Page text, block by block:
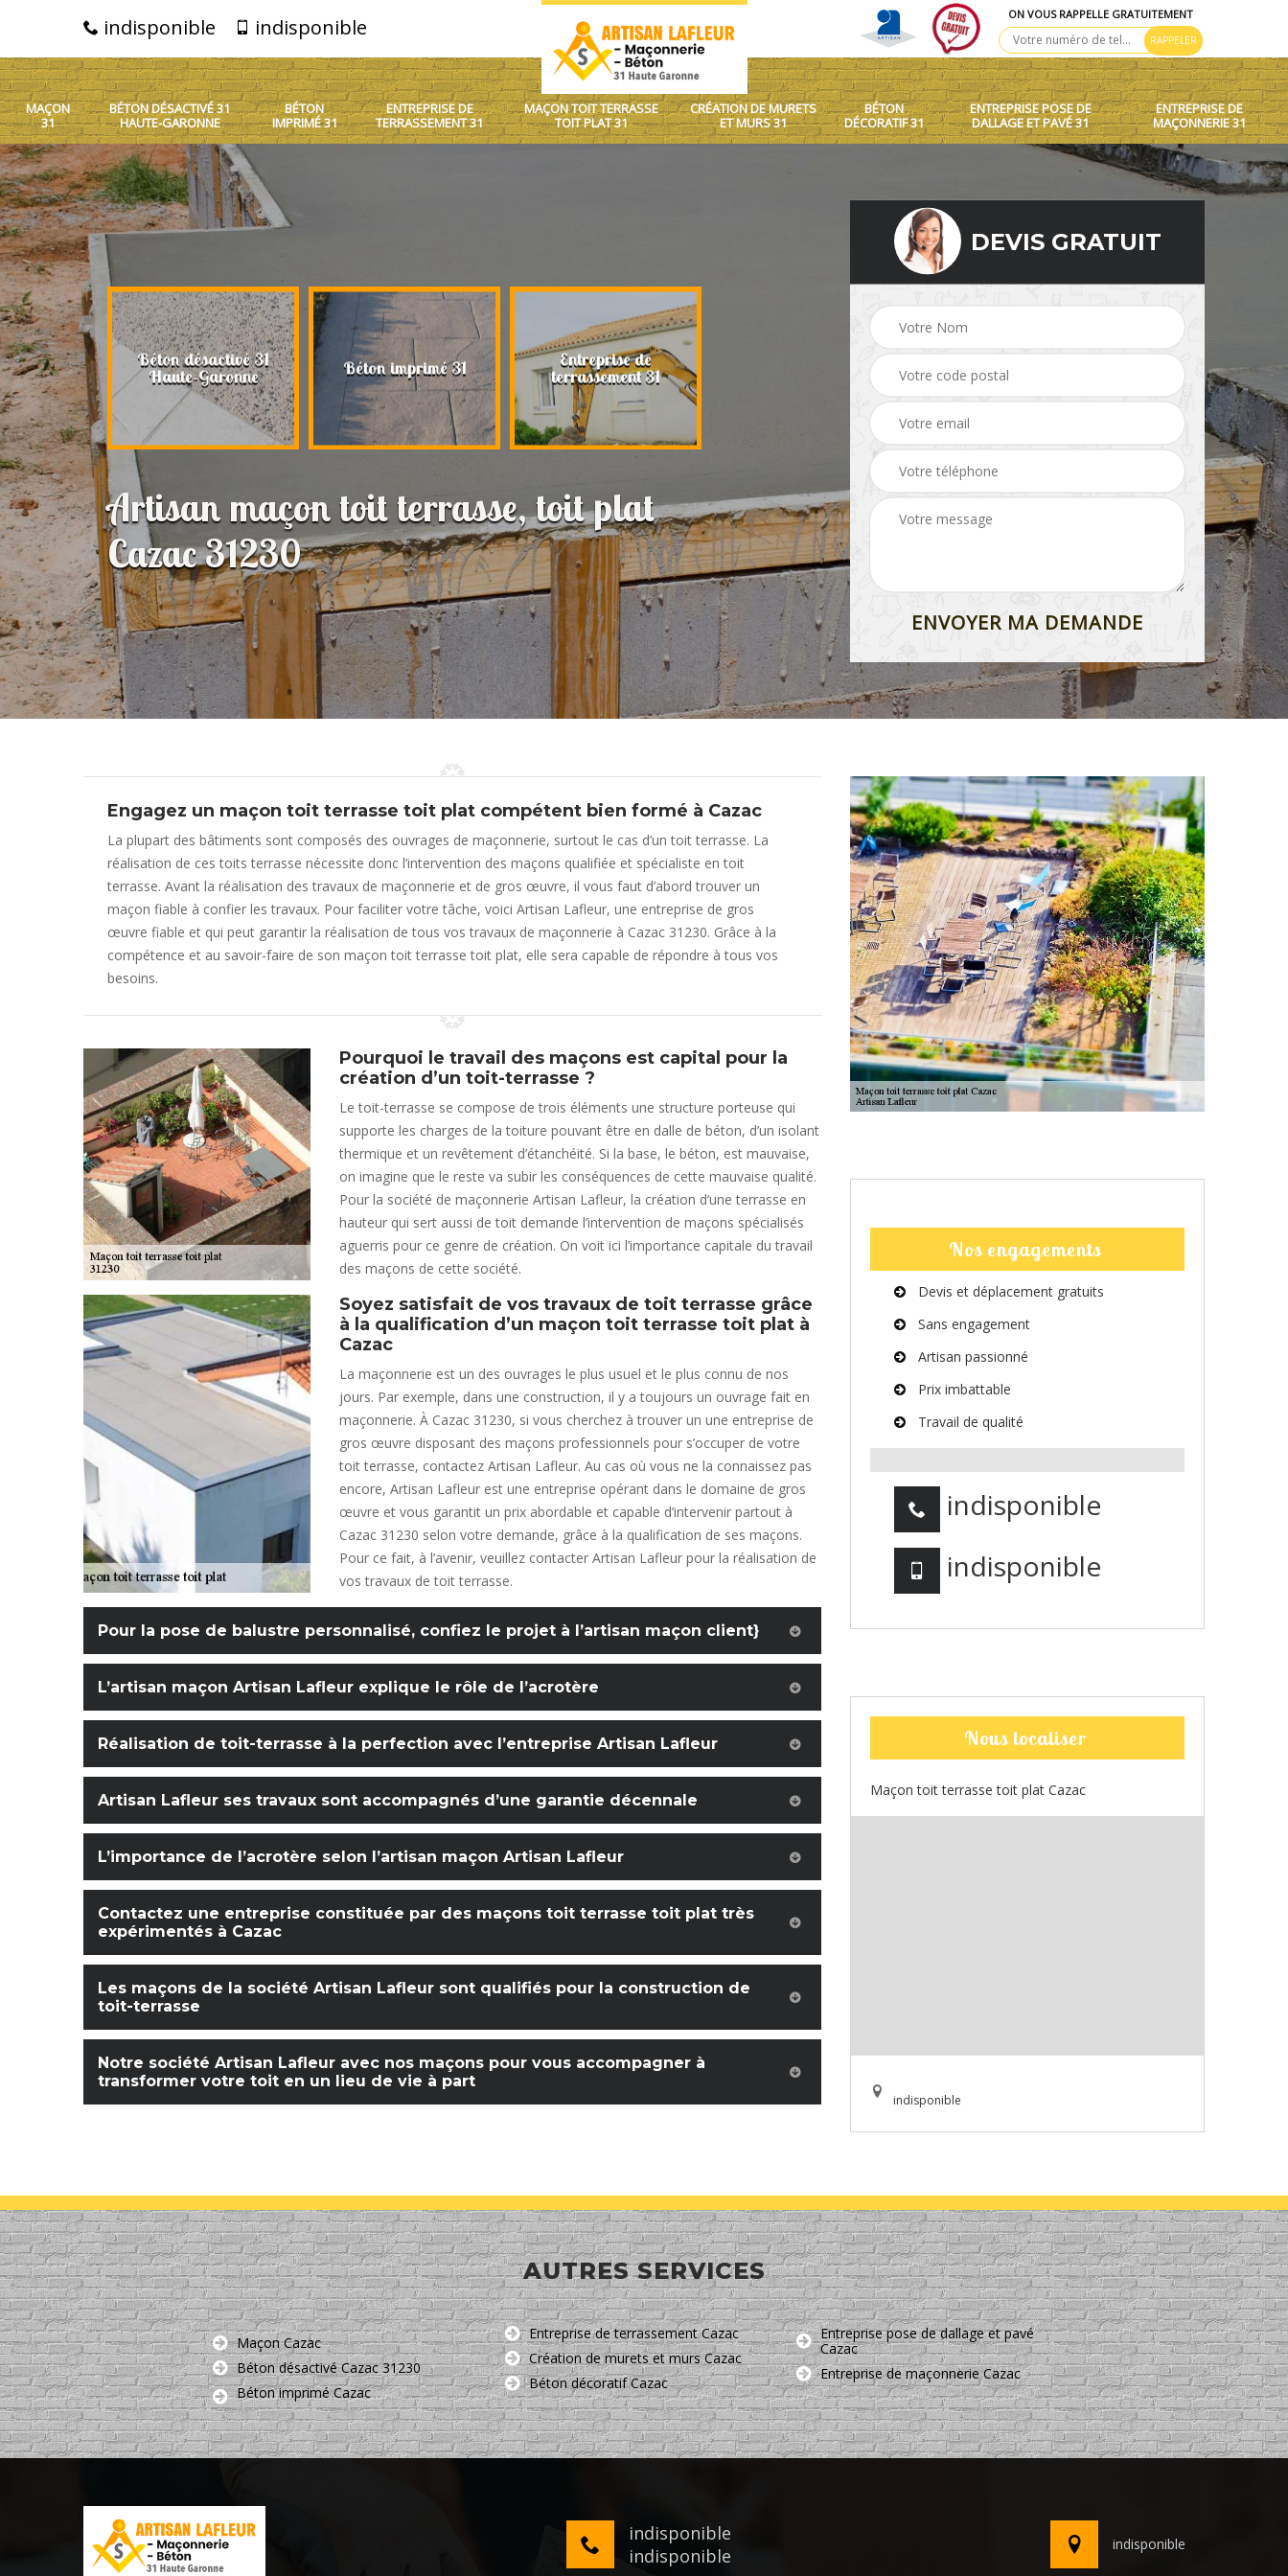
indisponible indisponible
ON VOUS RAPPELLE GRATUITEMENT
MAÇON
31
BÉTON DÉSACTIVÉ 31
HAUTE-GARONNE
BÉTON
IMPRIMÉ 31
ENTREPRISE DE
TERRASSEMENT 31
MAÇON TOIT TERRASSE
TOIT PLAT 31
CRÉATION DE MURETS
ET MURS 31
BÉTON
DÉCORATIF 31
ENTREPRISE POSE DE
DALLAGE ET PAVÉ 31
ENTREPRISE DE
MAÇONNERIE 31
31 Béton désactivé 31
Haute-Garonne Béton imprimé 31 Entreprise de
terrassement 31
Maçon toit terrasse toit Création de murets et
murs 31 Béton décoratif 31
Artisan maçon toit terrasse, toit plat
Cazac 31230
DEVIS GRATUIT
Engagez un maçon toit terrasse toit plat compétent bien formé à Cazac
La plupart des bâtiments sont composés des ouvrages de maçonnerie, surtout le cas d’un toit terrasse. La
réalisation de ces toits terrasse nécessite donc l’intervention des maçons qualifiée et spécialiste en toit
terrasse. Avant la réalisation des travaux de maçonnerie et de gros œuvre, il vous faut d’abord trouver un
maçon fiable à confier les travaux. Pour faciliter votre tâche, voici Artisan Lafleur, une entreprise de gros
œuvre fiable et qui peut garantir la réalisation de tous vos travaux de maçonnerie à Cazac 31230. Grâce à la
compétence et au savoir-faire de son maçon toit terrasse toit plat, elle sera capable de répondre à tous vos
besoins.
Pourquoi le travail des maçons est capital pour la
création d’un toit-terrasse ?
Le toit-terrasse se compose de trois éléments une structure porteuse qui
supporte les charges de la toiture pouvant être en dalle de béton, d’un isolant
thermique et un revêtement d’étanchéité. Si la base, le béton, est mauvaise,
on imagine que le reste va subir les conséquences de cette mauvaise qualité.
Pour la société de maçonnerie Artisan Lafleur, la création d’une terrasse en
hauteur qui sert aussi de toit demande l’intervention de maçons spécialisés
aguerris pour ce genre de création. On voit ici l’importance capitale du travail
des maçons de cette société.
Soyez satisfait de vos travaux de toit terrasse grâce
à la qualification d’un maçon toit terrasse toit plat à
Cazac
La maçonnerie est un des ouvrages le plus usuel et le plus connu de nos
jours. Par exemple, dans une construction, il y a toujours un ouvrage fait en
maçonnerie. À Cazac 31230, si vous cherchez à trouver un une entreprise de
gros œuvre disposant des maçons professionnels pour s’occuper de votre
toit terrasse, contactez Artisan Lafleur. Au cas où vous ne la connaissez pas
encore, Artisan Lafleur est une entreprise opérant dans le domaine de gros
œuvre et vous garantit un prix abordable et capable d’intervenir partout à
Cazac 31230 selon votre demande, grâce à la qualification de ses maçons.
Pour ce fait, à l’avenir, veuillez contacter Artisan Lafleur pour la réalisation de
vos travaux de toit terrasse.
Pour la pose de balustre personnalisé, confiez le projet à l’artisan maçon client}
L’artisan maçon Artisan Lafleur explique le rôle de l’acrotère
Réalisation de toit-terrasse à la perfection avec l’entreprise Artisan Lafleur
Artisan Lafleur ses travaux sont accompagnés d’une garantie décennale
L’importance de l’acrotère selon l’artisan maçon Artisan Lafleur
Contactez une entreprise constituée par des maçons toit terrasse toit plat très
expérimentés à Cazac
Les maçons de la société Artisan Lafleur sont qualifiés pour la construction de
toit-terrasse
Notre société Artisan Lafleur avec nos maçons pour vous accompagner à
transformer votre toit en un lieu de vie à part
Nos engagements
Devis et déplacement gratuits
Sans engagement
Artisan passionné
Prix imbattable
Travail de qualité
indisponible
indisponible
Nous localiser
Maçon toit terrasse toit plat Cazac
indisponible
AUTRES SERVICES
Maçon Cazac
Béton désactivé Cazac 31230
Béton imprimé Cazac
Entreprise de terrassement Cazac
Création de murets et murs Cazac
Béton décoratif Cazac
Entreprise pose de dallage et pavé
Cazac
Entreprise de maçonnerie Cazac
indisponible
indisponible
indisponible